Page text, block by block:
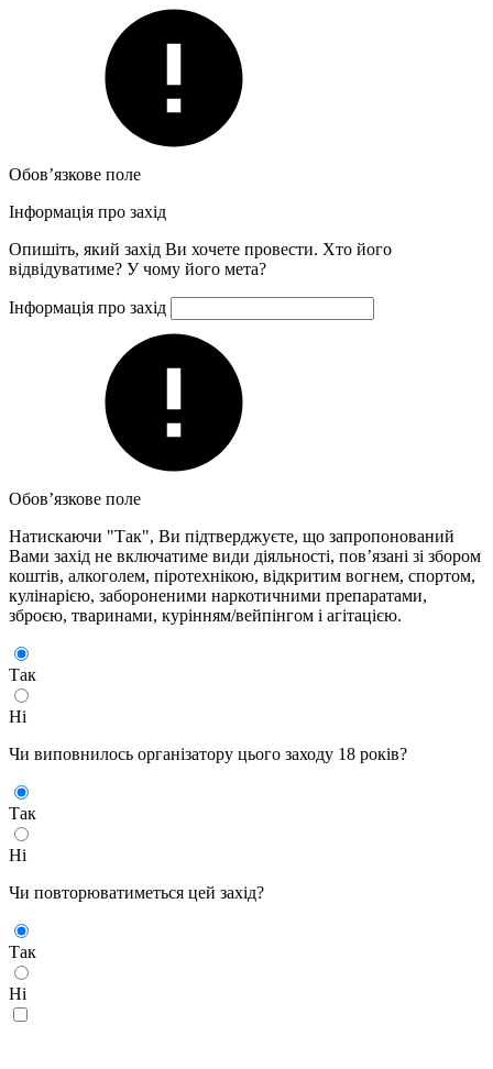
Обов’язкове поле
Інформація про захід
Опишіть, який захід Ви хочете провести. Хто його
відвідуватиме? У чому його мета?
Інформація про захід
Обов’язкове поле
Натискаючи "Так", Ви підтверджуєте, що запропонований
Вами захід не включатиме види діяльності, пов’язані зі збором
коштів, алкоголем, піротехнікою, відкритим вогнем, спортом,
кулінарією, забороненими наркотичними препаратами,
зброєю, тваринами, курінням/вейпінгом і агітацією.
Так
Ні
Чи виповнилось організатору цього заходу 18 років?
Так
Ні
Чи повторюватиметься цей захід?
Так
Ні